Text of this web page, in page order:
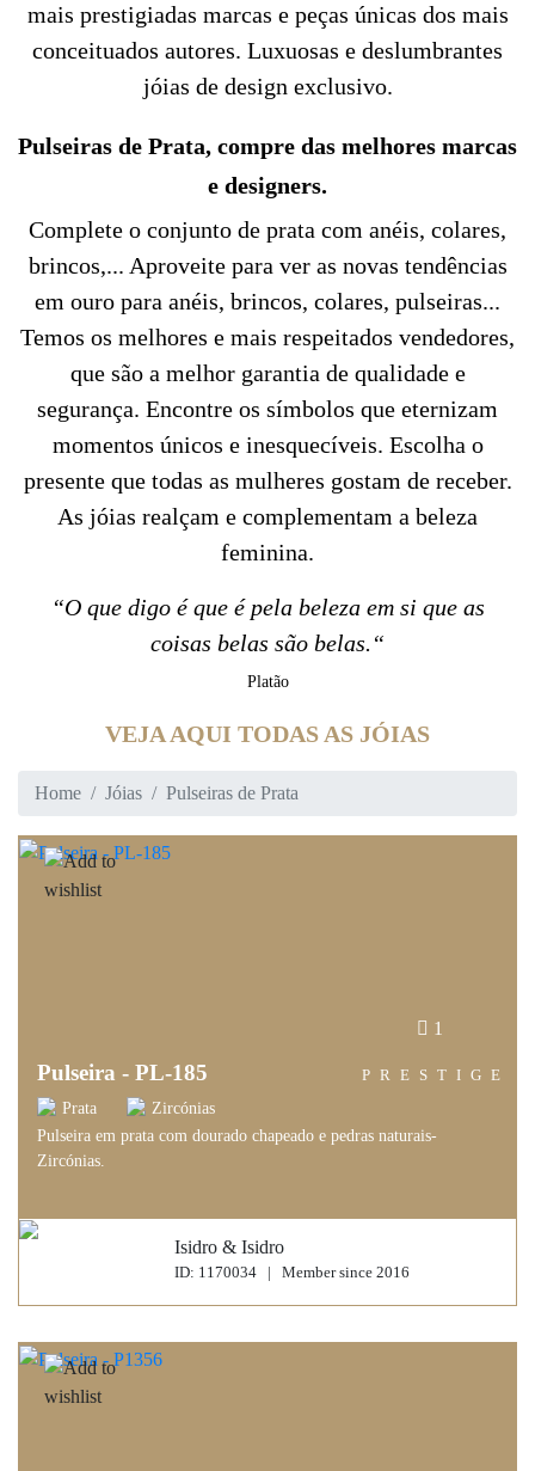
mais prestigiadas marcas e peças únicas dos mais
conceituados autores. Luxuosas e deslumbrantes
jóias de design exclusivo.
Pulseiras de Prata, compre das melhores marcas
e designers.
Complete o conjunto de prata com anéis, colares,
brincos,... Aproveite para ver as novas tendências
em ouro para anéis, brincos, colares, pulseiras...
Temos os melhores e mais respeitados vendedores,
que são a melhor garantia de qualidade e
segurança. Encontre os símbolos que eternizam
momentos únicos e inesquecíveis. Escolha o
presente que todas as mulheres gostam de receber.
As jóias realçam e complementam a beleza
feminina.
“O que digo é que é pela beleza em si que as
coisas belas são belas.“
Platão
VEJA AQUI TODAS AS JÓIAS
Home Jóias Pulseiras de Prata
1
Pulseira - PL-185
Prata Zircónias
Pulseira em prata com dourado chapeado e pedras naturais-
Zircónias.
PRESTIGE
Isidro & Isidro
ID: 1170034 | Member since 2016